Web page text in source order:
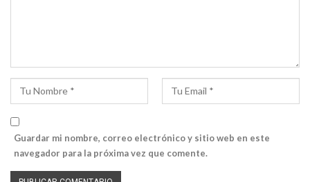
Guardar mi nombre, correo electrónico y sitio web en este
navegador para la próxima vez que comente.